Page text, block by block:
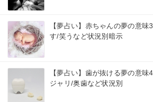
【夢占い】赤ちゃんの夢の意
す/笑うなど状況別暗示
【夢占い】歯が抜ける夢の意味
ジャリ/奥歯など状況別